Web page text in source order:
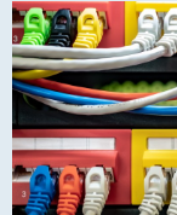
в
і
д
о
м
л
е
н
я